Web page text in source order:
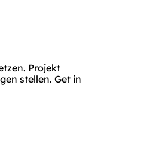
Projekt
stellen. Get in